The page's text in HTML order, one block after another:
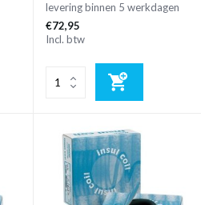
levering binnen 5 werkdagen
€72,95
Incl. btw